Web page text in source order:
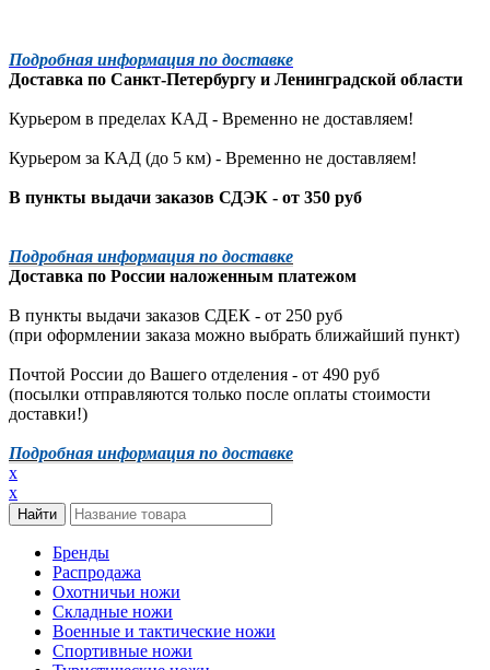
Подробная информация по доставке
Доставка по Санкт-Петербургу и Ленинградской области
Курьером в пределах КАД - Временно не доставляем!
Курьером за КАД (до 5 км) - Временно не доставляем!
В пункты выдачи заказов СДЭК - от 350 руб
Подробная информация по доставке
Доставка по России наложенным платежом
В пункты выдачи заказов СДЕК - от 250 руб
(при оформлении заказа можно выбрать ближайший пункт)
Почтой России до Вашего отделения - от 490 руб
(посылки отправляются только после оплаты стоимости
доставки!)
Подробная информация по доставке
x
x
Бренды
Распродажа
Охотничьи ножи
Складные ножи
Военные и тактические ножи
Спортивные ножи